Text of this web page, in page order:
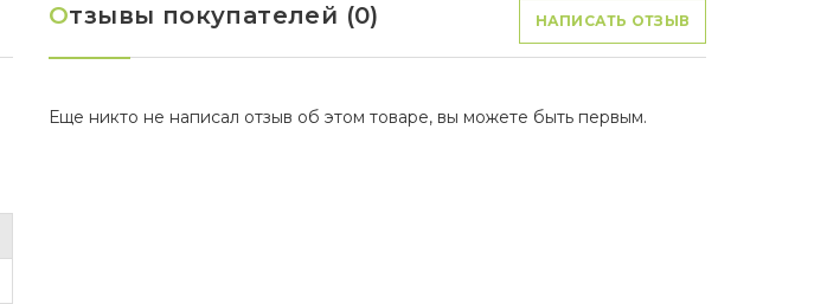
Отзывы покупателей (0) НАПИСАТЬ ОТЗЫВ
Еще никто не написал отзыв об этом товаре, вы можете быть первым.